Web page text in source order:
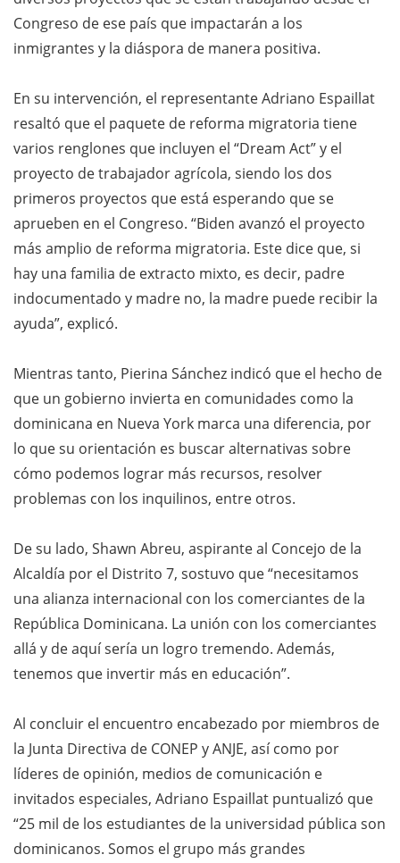
Congreso de ese país que impactarán a los
inmigrantes y la diáspora de manera positiva.
En su intervención, el representante Adriano Espaillat
resaltó que el paquete de reforma migratoria tiene
varios renglones que incluyen el “Dream Act” y el
proyecto de trabajador agrícola, siendo los dos
primeros proyectos que está esperando que se
aprueben en el Congreso. “Biden avanzó el proyecto
más amplio de reforma migratoria. Este dice que, si
hay una familia de extracto mixto, es decir, padre
indocumentado y madre no, la madre puede recibir la
ayuda”, explicó.
Mientras tanto, Pierina Sánchez indicó que el hecho de
que un gobierno invierta en comunidades como la
dominicana en Nueva York marca una diferencia, por
lo que su orientación es buscar alternativas sobre
cómo podemos lograr más recursos, resolver
problemas con los inquilinos, entre otros.
De su lado, Shawn Abreu, aspirante al Concejo de la
Alcaldía por el Distrito 7, sostuvo que “necesitamos
una alianza internacional con los comerciantes de la
República Dominicana. La unión con los comerciantes
allá y de aquí sería un logro tremendo. Además,
tenemos que invertir más en educación”.
Al concluir el encuentro encabezado por miembros de
la Junta Directiva de CONEP y ANJE, así como por
líderes de opinión, medios de comunicación e
invitados especiales, Adriano Espaillat puntualizó que
“25 mil de los estudiantes de la universidad pública son
dominicanos. Somos el grupo más grandes